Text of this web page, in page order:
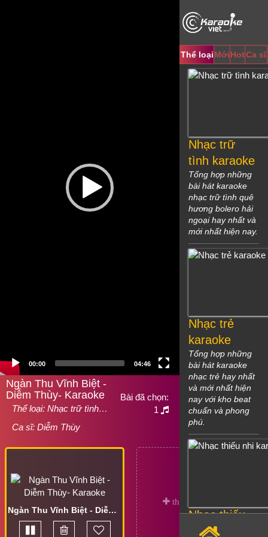
00:00 04:46
Ngàn Thu Vĩnh Biệt -
Diễm Thùy- Karaoke
Thể loại: Nhạc trữ tình…
Ca sĩ: Diễm Thùy
Bài đã chọn:
1
Ngàn Thu Vĩnh Biệt - Diễm Thùy- Karaoke
Thể loạiMớiHotCa sĩ
Nhạc trữ
tình karaoke
Tổng hợp những
bài hát karaoke
nhạc trữ tình quê
hương bolero hải
ngoại hay nhất và
mới nhất hiện nay.
Nhạc trẻ
karaoke
Tổng hợp những
bài hát karaoke
nhạc trẻ hay nhất
và mới nhất hiện
nay với kho beat
chuẩn và phong
phú.
Nhạc thiếu
nhi karaoke